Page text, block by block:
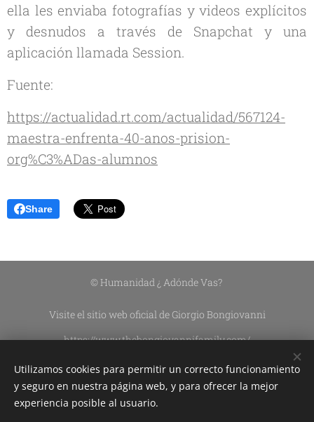
ella les enviaba fotografías y videos explícitos
y desnudos a través de Snapchat y una
aplicación llamada Session.
Fuente:
https://actualidad.rt.com/actualidad/567124-
maestra-enfrenta-40-anos-prision-
org%C3%ADas-alumnos
Share
© Humanidad ¿ Adónde Vas?
Visite el sitio web oficial de Giorgio Bongiovanni
https://www.thebongiovannifamily.com/
Asociación Civil Sin Fines De Lucro DEL CIELO A LA TIERRA
Edición de contenidos:
Utilizamos cookies para permitir un correcto funcionamiento
y seguro en nuestra página web, y para ofrecer la mejor
experiencia posible al usuario.